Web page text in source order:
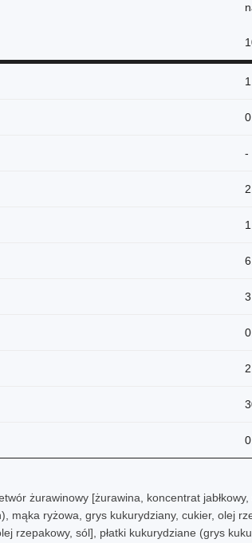
-
żurawinowy [żurawina, koncentrat
ryżowa, grys kukurydziany, cukier, olej
rzepakowy, sól], płatki kukurydziane (grys